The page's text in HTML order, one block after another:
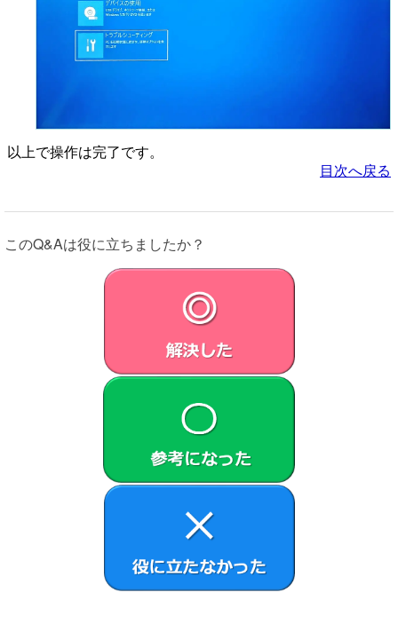
以上で操作は完了です。
目次へ戻る
このQ&Aは役に立ちましたか？